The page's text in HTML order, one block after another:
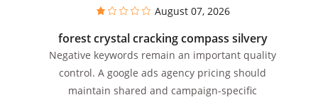
August 07, 2026
forest crystal cracking compass silvery
Negative keywords remain an important quality
control. A google ads agency pricing should
maintain shared and campaign-specific